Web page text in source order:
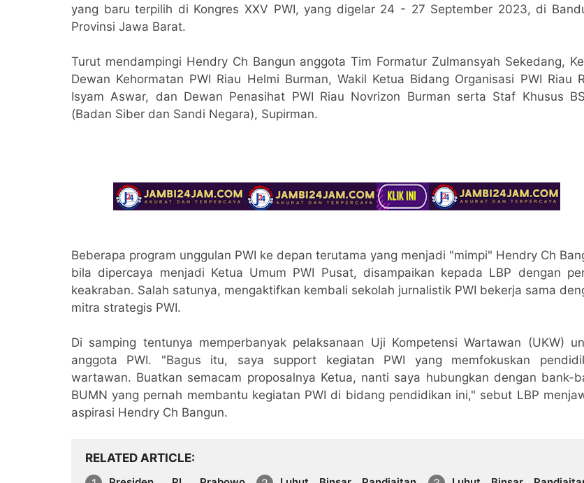
yang baru terpilih di Kongres XXV PWI, yang digelar 24 - 27 September 2023, di
Provinsi Jawa Barat.
Turut mendampingi Hendry Ch Bangun anggota Tim Formatur Zulmansyah Sekedang,
Dewan Kehormatan PWI Riau Helmi Burman, Wakil Ketua Bidang Organisasi PWI Riau
Isyam Aswar, dan Dewan Penasihat PWI Riau Novrizon Burman serta Staf Khusus
(Badan Siber dan Sandi Negara), Supirman.
Beberapa program unggulan PWI ke depan terutama yang menjadi "mimpi" Hendry Ch
bila dipercaya menjadi Ketua Umum PWI Pusat, disampaikan kepada LBP dengan
keakraban. Salah satunya, mengaktifkan kembali sekolah jurnalistik PWI bekerja sama
mitra strategis PWI.
Di samping tentunya memperbanyak pelaksanaan Uji Kompetensi Wartawan (UKW)
anggota PWI. "Bagus itu, saya support kegiatan PWI yang memfokuskan
wartawan. Buatkan semacam proposalnya Ketua, nanti saya hubungkan dengan bank-
BUMN yang pernah membantu kegiatan PWI di bidang pendidikan ini," sebut LBP
aspirasi Hendry Ch Bangun.
RELATED ARTICLE